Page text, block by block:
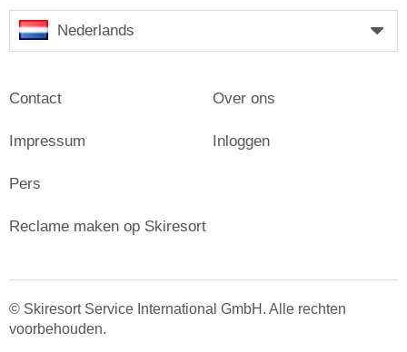
Nederlands
Contact
Impressum
Pers
Over ons
Inloggen
Reclame maken op Skiresort
© Skiresort Service International GmbH. Alle rechten
voorbehouden.